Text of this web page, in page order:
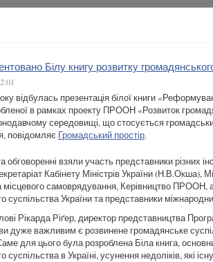
Білу книгу розвитку
відбулась презентація білої книги
в рамках проекту ПРООН «Розвиток
середовищі, що стосується
повідомляє Громадський простір.
обговоренні взяли участь представники різних
Кабінету Міністрів України (Н.В.Окша),
місцевого самоврядування, Керівництво ПРООН,
суспільства України та представники
Рікарда Ріґер, директор представництва
дуже важливим є розвинене громадянське
для цього була розроблена Біла книга,
суспільства в Україні, усунення недоліків,